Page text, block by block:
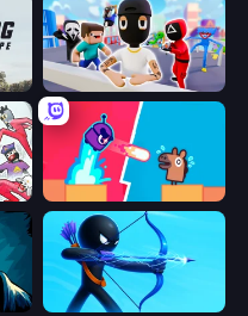
Amazing Strange Rope Police
Boom Slingers ReBoom
Archers Random